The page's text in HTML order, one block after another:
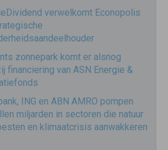
verwelkomt Econopolis
zonnepark komt er alsnog
financiering van ASN Energie &
ING en ABN AMRO pompen
miljarden in sectoren die natuur
en klimaatcrisis aanwakkeren